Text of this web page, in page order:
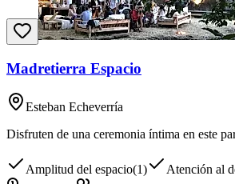
Madretierra Espacio
Esteban Echeverría
Disfruten de una ceremonia íntima en este
Amplitud del espacio(1) Atención al